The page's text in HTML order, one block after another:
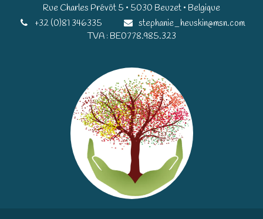
Rue Charles Prévôt 5 • 5030 Beuzet • Belgique​​
+32 (0)81 346335
stephanie_heuskin@msn.com
TVA : BE0778.985.323